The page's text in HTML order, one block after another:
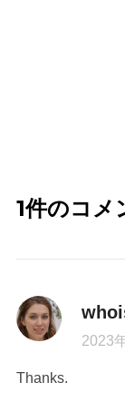
1件のコメ
2023
Thanks.